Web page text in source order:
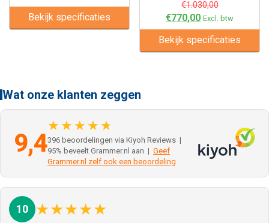
Bekijk specificaties
€1.030,00
€770,00 Excl. btw
Bekijk specificaties
Wat onze klanten zeggen
9,4
★★★★★
396 beoordelingen via Kiyoh Reviews |
95% beveelt Grammer.nl aan | Geef
Grammer.nl zelf ook een beoordeling
10 ★★★★★